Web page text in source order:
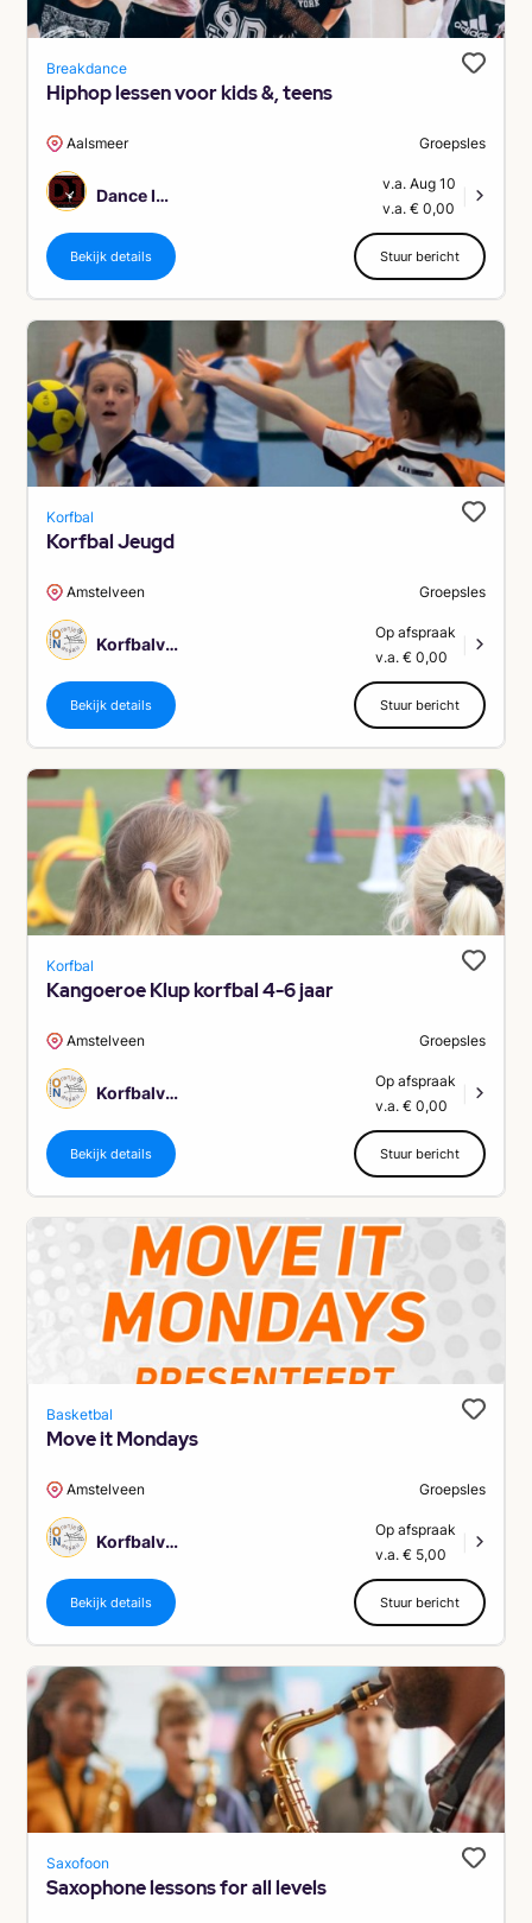
Breakdance
Hiphop lessen voor kids &, teens
Aalsmeer Groepsles
Dance Improvement
v.a. Aug 10
v.a. € 0,00
Bekijk details Stuur bericht
Korfbal
Korfbal Jeugd
Amstelveen Groepsles
Korfbalvereniging Oranje Nassau Amstelveen
Op afspraak
v.a. € 0,00
Bekijk details Stuur bericht
Korfbal
Kangoeroe Klup korfbal 4-6 jaar
Amstelveen Groepsles
Korfbalvereniging Oranje Nassau Amstelveen
Op afspraak
v.a. € 0,00
Bekijk details Stuur bericht
Basketbal
Move it Mondays
Amstelveen Groepsles
Korfbalvereniging Oranje Nassau Amstelveen
Op afspraak
v.a. € 5,00
Bekijk details Stuur bericht
Saxofoon
Saxophone lessons for all levels